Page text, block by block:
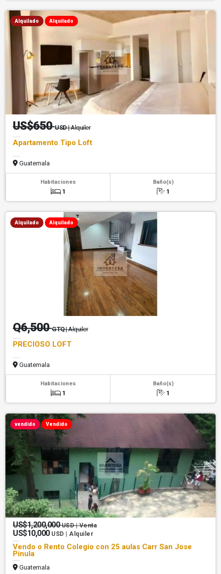
Alquilado Alquilado
US$650USD| Alquiler
Apartamento Tipo Loft
Guatemala
Habitaciones
1
Baño(s)
1
Alquilado Alquilado
Q6,500GTQ| Alquiler
PRECIOSO LOFT
Guatemala
Habitaciones
1
Baño(s)
1
vendido Vendido
US$1,200,000USD | Venta
US$10,000 USD | Alquiler
Vendo o Rento Colegio con 25 aulas Carr San Jose
Pinula
Guatemala